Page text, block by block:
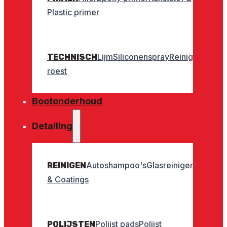
Plastic primer
TECHNISCHLijmSiliconensprayReinigers
roest
Bootonderhoud
Detailing
REINIGENAutoshampoo'sGlasreinigers
& Coatings
POLIJSTENPolijst padsPolijst